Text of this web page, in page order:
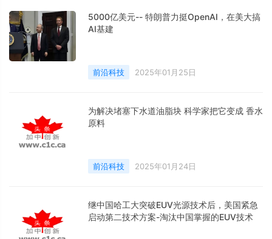
5000亿美元-- 特朗普力挺OpenAI，在美大搞
AI基建
前沿科技 2025年01月25日
为解决堵塞下水道油脂块 科学家把它变成 香水
原料
前沿科技 2025年01月24日
继中国哈工大突破EUV光源技术后，美国紧急
启动第二技术方案-淘汰中国掌握的EUV技术